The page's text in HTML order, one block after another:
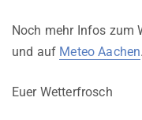
Noch mehr Infos zum
und auf Meteo Aachen.
Euer Wetterfrosch